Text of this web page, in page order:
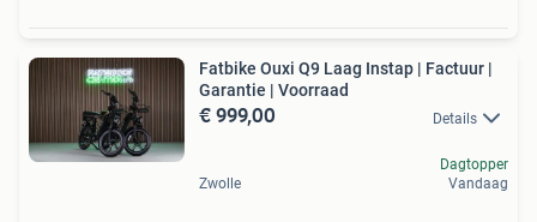
Fatbike Ouxi Q9 Laag Instap | Factuur |
Garantie | Voorraad
€ 999,00 Details
Zwolle
Dagtopper
Vandaag